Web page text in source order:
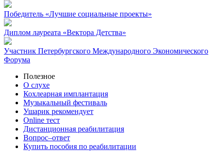
Победитель «Лучшие социальные проекты»
Диплом лауреата «Вектора Детства»
Участник Петербургского Международного Экономического
Форума
Полезное
О слухе
Кохлеарная имплантация
Музыкальный фестиваль
Ушарик рекомендует
Online тест
Дистанционная реабилитация
Вопрос–ответ
Купить пособия по реабилитации